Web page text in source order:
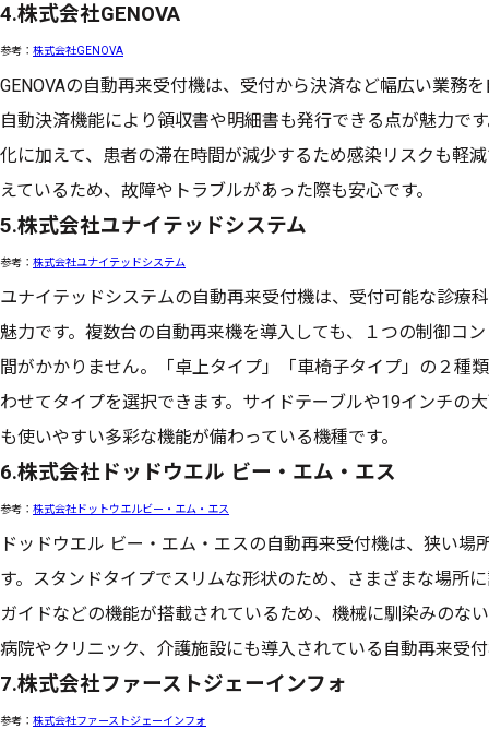
4.株式会社GENOVA
参考： 株式会社GENOVA
GENOVAの自動再来受付機は、受付から決済など幅広い業務
自動決済機能により領収書や明細書も発行できる点が魅力で
化に加えて、患者の滞在時間が減少するため感染リスクも軽
えているため、故障やトラブルがあった際も安心です。
5.株式会社ユナイテッドシステム
参考： 株式会社ユナイテッドシステム
ユナイテッドシステムの自動再来受付機は、受付可能な診療
魅力です。複数台の自動再来機を導入しても、１つの制御コ
間がかかりません。「卓上タイプ」「車椅子タイプ」の２種
わせてタイプを選択できます。サイドテーブルや19インチの
も使いやすい多彩な機能が備わっている機種です。
6.株式会社ドッドウエル ビー・エム・エス
参考： 株式会社ドットウエルビー・エム・エス
ドッドウエル ビー・エム・エスの自動再来受付機は、狭い場
す。スタンドタイプでスリムな形状のため、さまざまな場所
ガイドなどの機能が搭載されているため、機械に馴染みのな
病院やクリニック、介護施設にも導入されている自動再来受
7.株式会社ファーストジェーインフォ
参考： 株式会社ファーストジェーインフォ